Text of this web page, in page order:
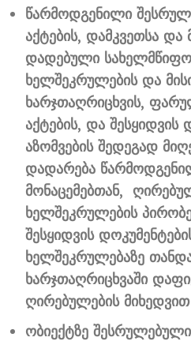
წარმოდგენილი
აქტების, დამკვეთსა
დადებული სახელმწიფო
ხელშეკრულების და
ხარჯთაღრიცხვის,
აქტების, და შესყიდვის
აზომვების შედეგად
დადარება
მონაცემებთან,
ხელშეკრულების
შესყიდვის
ხელშეკრულებაზე
ხარჯთაღრიცხვაში
ღირებულების მიხედვით
ობიექტზე